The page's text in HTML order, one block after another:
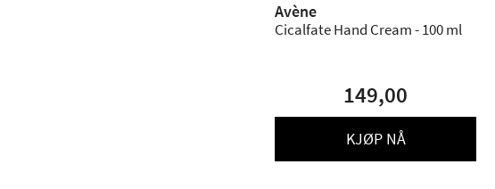
Avène
Cicalfate Hand Cream - 100 ml
149,00
KJØP NÅ